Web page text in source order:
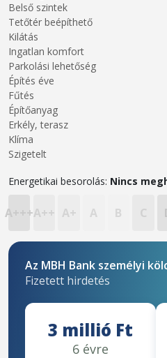
Belső szintek
Tetőtér beépíthető
Kilátás
Ingatlan komfort
Parkolási lehetőség
Építés éve
Fűtés
Építőanyag
Erkély, terasz
Klíma
Szigetelt
Energetikai besorolás: Nincs
A+++A++ A+ A B C
Az MBH Bank személyi
Fizetett hirdetés
3 millió Ft
6 évre